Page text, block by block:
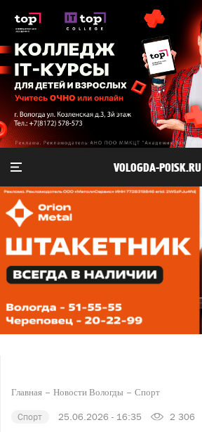
VOLOGDA-POISK.RU
Главная Новости Вологды Спорт
Спорт 25.06.2026 - 16:35 2 306